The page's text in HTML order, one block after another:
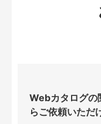
Webカタログの
らご依頼いただ